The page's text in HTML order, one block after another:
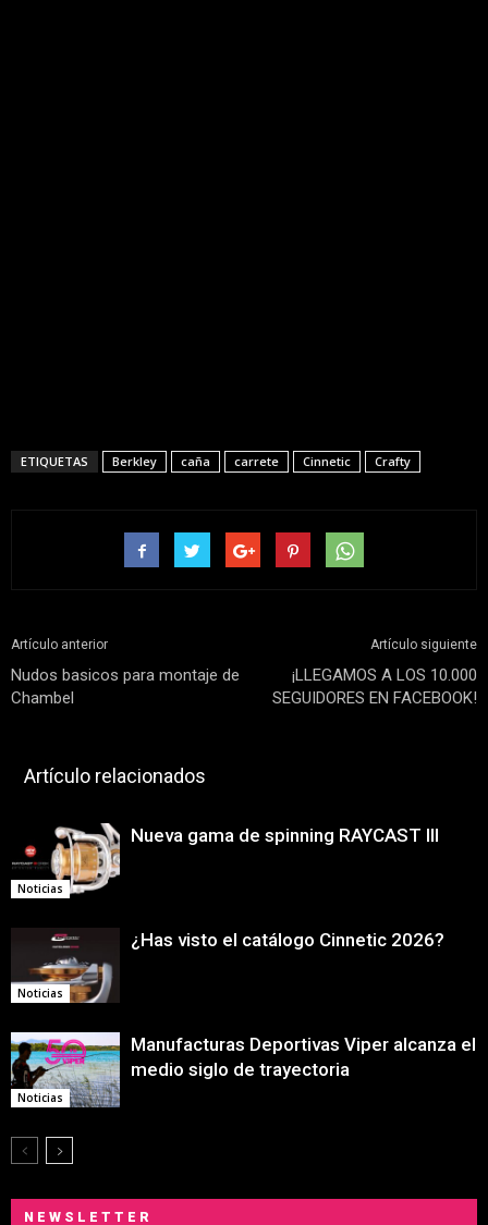
ETIQUETAS Berkley caña carrete Cinnetic Crafty
Artículo anterior
Nudos basicos para montaje de
Chambel
Artículo siguiente
¡LLEGAMOS A LOS 10.000
SEGUIDORES EN FACEBOOK!
Artículo relacionados
Noticias
Nueva gama de spinning RAYCAST III
Noticias
¿Has visto el catálogo Cinnetic 2026?
Noticias
Manufacturas Deportivas Viper alcanza el
medio siglo de trayectoria
NEWSLETTER